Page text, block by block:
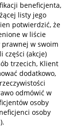
beneficjenta,
listy jego
potwierdzić, że
w liście
prawnej w swoim
części (akcje)
trzecich, Klient
dodatkowo,
odmówić w
osoby
osoby